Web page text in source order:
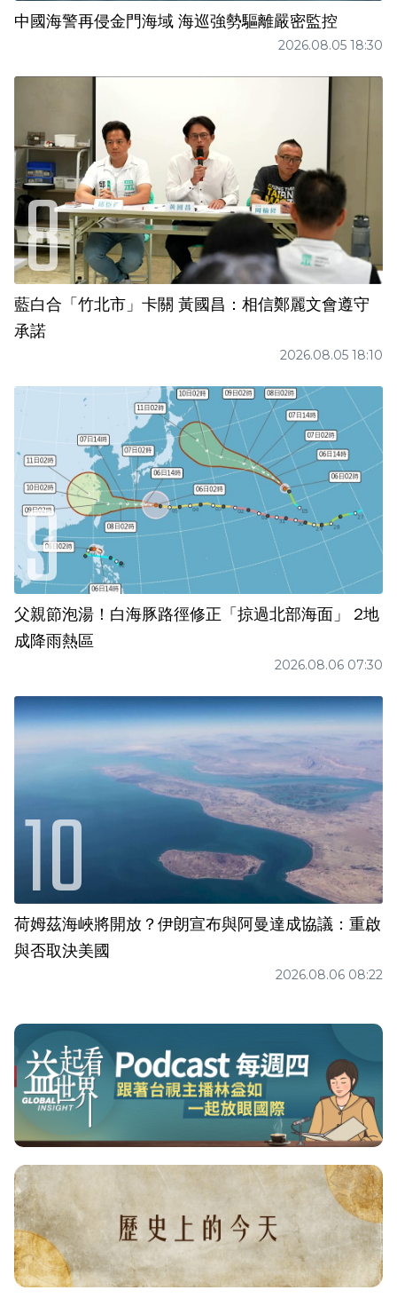
中國海警再侵金門海域 海巡強勢驅離嚴密監控
2026.08.05 18:30
藍白合「竹北市」卡關 黃國昌：相信鄭麗文會遵守
承諾
2026.08.05 18:10
父親節泡湯！白海豚路徑修正「掠過北部海面」 2地
成降雨熱區
2026.08.06 07:30
荷姆茲海峽將開放？伊朗宣布與阿曼達成協議：重啟
與否取決美國
2026.08.06 08:22